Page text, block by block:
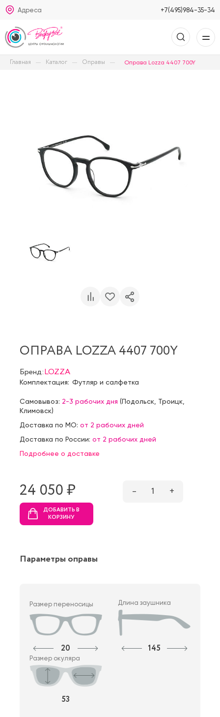
Адреса +7(495)984-35-34
Главная Каталог Оправы Оправа Lozza 4407 700Y
ОПРАВА LOZZA 4407 700Y
Бренд:LOZZA
Комплектация: Футляр и салфетка
Самовывоз: 2-3 рабочих дня (Подольск Троицк
Климовск)
Доставка по МО: от 2 рабочих дней
Доставка по России: от 2 рабочих дней
Подробнее о доставке
24 050 ₷ – 1 +
ДОБАВИТЬ В
КОРЗИНУ
Параметры оправы
Размер переносицы
20
Длина заушника
145
Размер окуляра
53